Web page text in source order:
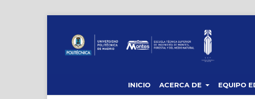
INICIO ACERCA DE EQUIPO